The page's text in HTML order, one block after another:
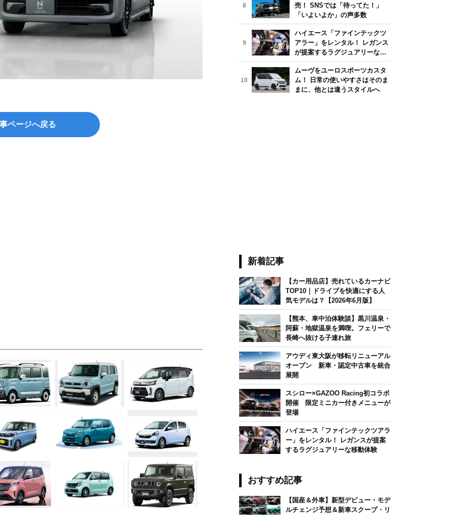
ページへ戻る
8
売！ SNSでは「待ってた！」
「いよいよか」の声多数
9
ハイエース「ファインテックツ
アラー」をレンタル！ レガンス
が提案するラグジュアリーな移
動体験
10
ムーヴをユーロスポーツカスタ
ム！ 日常の使いやすさはそのま
まに、他とは違うスタイルへ
新着記事
【カー用品店】売れているカーナビ
TOP10｜ドライブを快適にする人
気モデルは？【2026年6月版】
【熊本、車中泊体験談】黒川温泉・
阿蘇・地獄温泉を満喫。フェリーで
長崎へ抜ける子連れ旅
アウディ東大阪が移転リニューアル
オープン 新車・認定中古車を統合
展開
スシロー×GAZOO Racing初コラボ
開催 限定ミニカー付きメニューが
登場
ハイエース「ファインテックツアラ
ー」をレンタル！ レガンスが提案
するラグジュアリーな移動体験
おすすめ記事
【国産＆外車】新型デビュー・モデ
ルチェンジ予想＆新車スクープ・リ